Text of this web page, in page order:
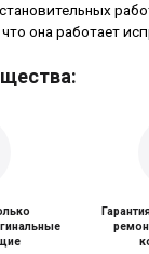
она работает